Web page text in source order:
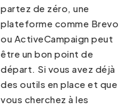
partez de zéro, une
plateforme comme Brevo
ou ActiveCampaign peut
être un bon point de
départ. Si vous avez déjà
des outils en place et que
vous cherchez à les